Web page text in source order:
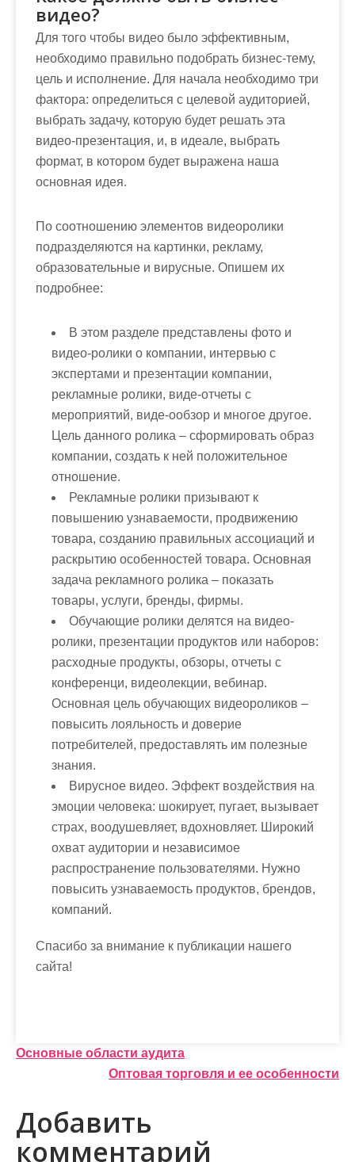
видео?
Для того чтобы видео было эффективным,
необходимо правильно подобрать бизнес-тему,
цель и исполнение. Для начала необходимо три
фактора: определиться с целевой аудиторией,
выбрать задачу, которую будет решать эта
видео-презентация, и, в идеале, выбрать
формат, в котором будет выражена наша
основная идея.
По соотношению элементов видеоролики
подразделяются на картинки, рекламу,
образовательные и вирусные. Опишем их
подробнее:
В этом разделе представлены фото и
видео-ролики о компании, интервью с
экспертами и презентации компании,
рекламные ролики, виде-отчеты с
мероприятий, виде-ообзор и многое другое.
Цель данного ролика – сформировать образ
компании, создать к ней положительное
отношение.
Рекламные ролики призывают к
повышению узнаваемости, продвижению
товара, созданию правильных ассоциаций и
раскрытию особенностей товара. Основная
задача рекламного ролика – показать
товары, услуги, бренды, фирмы.
Обучающие ролики делятся на видео-
ролики, презентации продуктов или наборов:
расходные продукты, обзоры, отчеты с
конференци, видеолекции, вебинар.
Основная цель обучающих видеороликов –
повысить лояльность и доверие
потребителей, предоставлять им полезные
знания.
Вирусное видео. Эффект воздействия на
эмоции человека: шокирует, пугает, вызывает
страх, воодушевляет, вдохновляет. Широкий
охват аудитории и независимое
распространение пользователями. Нужно
повысить узнаваемость продуктов, брендов,
компаний.
Спасибо за внимание к публикации нашего
сайта!
Н
в
и
Основные области аудита
Оптовая торговля и ее особенности
Добавить
комментарий